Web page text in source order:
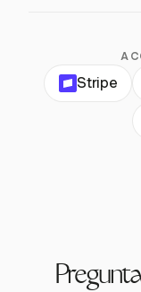
Stripe